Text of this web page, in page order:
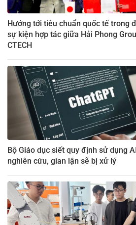
Hướng tới tiêu chuẩn quốc tế trong
sự kiện hợp tác giữa Hải Phong
CTECH
Bộ Giáo dục siết quy định sử dụng
nghiên cứu, gian lận sẽ bị xử lý